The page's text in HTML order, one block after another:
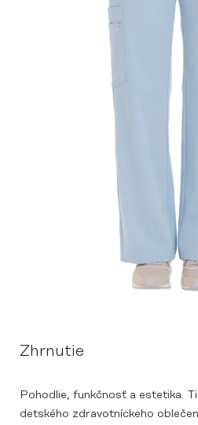
Zhrnutie
Pohodlie, funkčnosť a estetika.
detského zdravotníckeho